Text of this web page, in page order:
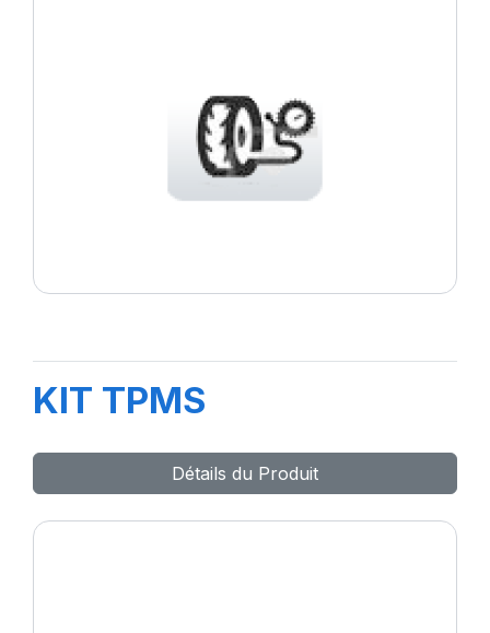
KIT TPMS
Détails du Produit